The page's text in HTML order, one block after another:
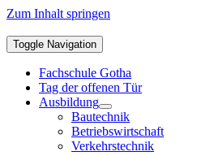
Zum Inhalt springen
Toggle Navigation
Fachschule Gotha
Tag der offenen Tür
Ausbildung
Bautechnik
Betriebswirtschaft
Verkehrstechnik